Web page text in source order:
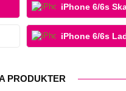
iPhone 6/6s
iPhone 6/6s
PRODUKTER